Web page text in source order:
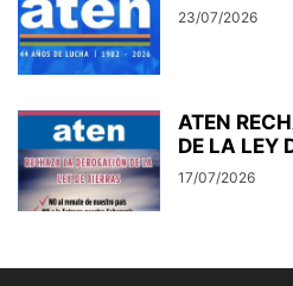
23/07/2026
ATEN
DE LA LEY
17/07/2026